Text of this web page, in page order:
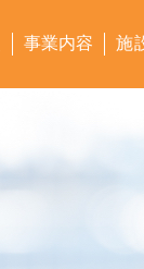
事業内容 施